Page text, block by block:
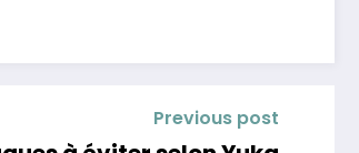
Previous post